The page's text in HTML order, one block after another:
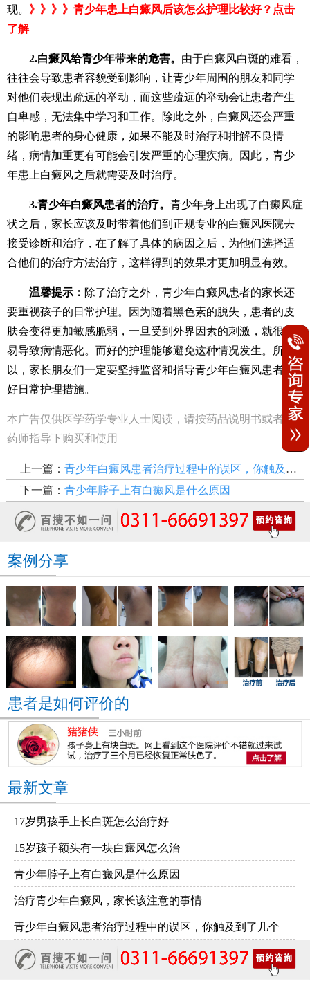
现。 》》》》青少年患上白癜风后该怎么护理比较好？点击
了解
2.白癜风给青少年带来的危害。 由于白癜风白斑的难看，
往往会导致患者容貌受到影响，让青少年周围的朋友和同学
对他们表现出疏远的举动，而这些疏远的举动会让患者产生
自卑感，无法集中学习和工作。除此之外，白癜风还会严重
的影响患者的身心健康，如果不能及时治疗和排解不良情
绪，病情加重更有可能会引发严重的心理疾病。因此，青少
年患上白癜风之后就需要及时治疗。
3.青少年白癜风患者的治疗。 青少年身上出现了白癜风症
状之后，家长应该及时带着他们到正规专业的白癜风医院去
接受诊断和治疗，在了解了具体的病因之后，为他们选择适
合他们的治疗方法治疗，这样得到的效果才更加明显有效。
温馨提示： 除了治疗之外，青少年白癜风患者的家长还
要重视孩子的日常护理。因为随着黑色素的脱失，患者的皮
肤会变得更加敏感脆弱，一旦受到外界因素的刺激，就很容
易导致病情恶化。而好的护理能够避免这种情况发生。所
以，家长朋友们一定要坚持监督和指导青少年白癜风患者做
好日常护理措施。
本广告仅供医学药学专业人士阅读，请按药品说明书或者在
药师指导下购买和使用
上一篇： 青少年白癜风患者治疗过程中的误区，你触及到了几个
下一篇： 青少年脖子上有白癜风是什么原因
案例分享
患者是如何评价的
最新文章
17岁男孩手上长白斑怎么治疗好
15岁孩子额头有一块白癜风怎么治
青少年脖子上有白癜风是什么原因
治疗青少年白癜风，家长该注意的事情
青少年白癜风患者治疗过程中的误区，你触及到了几个